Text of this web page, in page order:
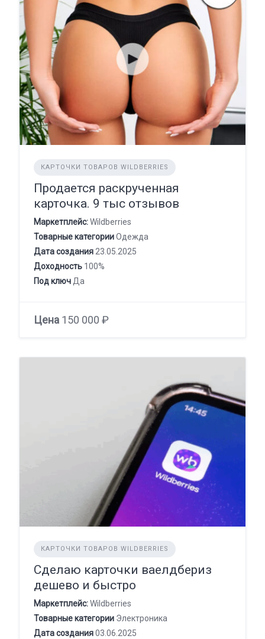
КАРТОЧКИ ТОВАРОВ WILDBERRIES
Продается раскрученная
карточка. 9 тыс отзывов
Маркетплейс:Wildberries
Товарные категорииОдежда
Дата создания 23.05.2025
Доходность 100%
Под ключ Да
Цена 150 000 ₽
КАРТОЧКИ ТОВАРОВ WILDBERRIES
Сделаю карточки ваелдбериз
дешево и быстро
Маркетплейс:Wildberries
Товарные категории Электроника
Дата создания03.06.2025